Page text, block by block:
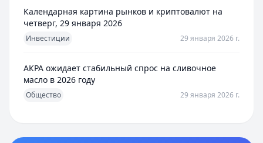
Календарная картина рынков и криптовалют на
четверг, 29 января 2026
Инвестиции 29 января 2026 г.
АКРА ожидает стабильный спрос на сливочное
масло в 2026 году
Общество 29 января 2026 г.